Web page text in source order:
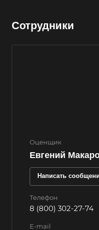
Сотрудники
Оценщик
Евгений
Написать
Телефон
8 (800) 302-27-74
E-mail
Верхняя Салда
Видное
Волжск
Волжский
Вологда
Волоколамск
Волосово